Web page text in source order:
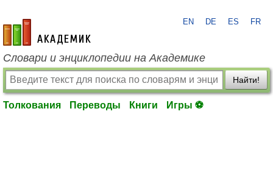
academic.ru
EN DE ES FR
Словари и энциклопедии на Академике
Найти!
Толкования Переводы Книги Игры ⚽